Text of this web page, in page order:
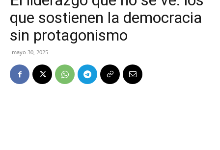
que sostienen la democracia
sin protagonismo
mayo 30, 2025